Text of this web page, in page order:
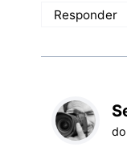
Responder